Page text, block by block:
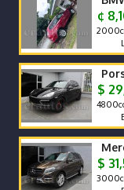
¢
Listo
$
$